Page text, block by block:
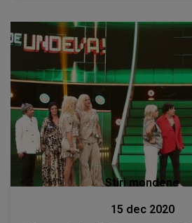
Stiri mondene
15 dec 2020